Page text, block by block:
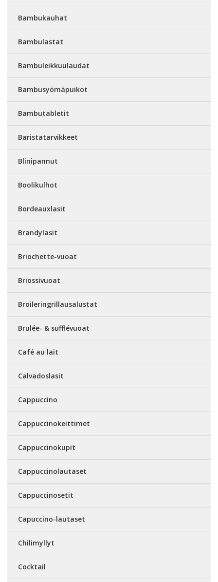
Bambukauhat
Bambulastat
Bambuleikkuulaudat
Bambusyömäpuikot
Bambutabletit
Baristatarvikkeet
Blinipannut
Boolikulhot
Bordeauxlasit
Brandylasit
Briochette-vuoat
Briossivuoat
Broileringrillausalustat
Brulée- & sufflévuoat
Café au lait
Calvadoslasit
Cappuccino
Cappuccinokeittimet
Cappuccinokupit
Cappuccinolautaset
Cappuccinosetit
Capuccino-lautaset
Chilimyllyt
Cocktail